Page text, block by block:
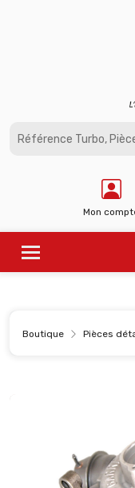
Mon
Boutique Pièces
Panneau de gestion